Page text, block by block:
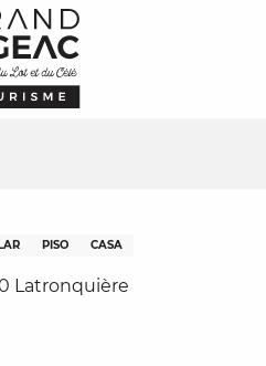
PISO CASA
Latronquière